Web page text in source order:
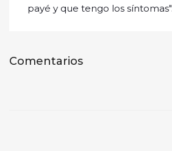
payé y que tengo los síntomas".
Comentarios